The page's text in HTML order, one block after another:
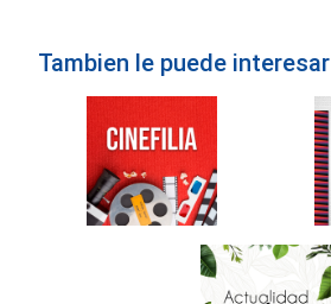
Tambien le puede interesar